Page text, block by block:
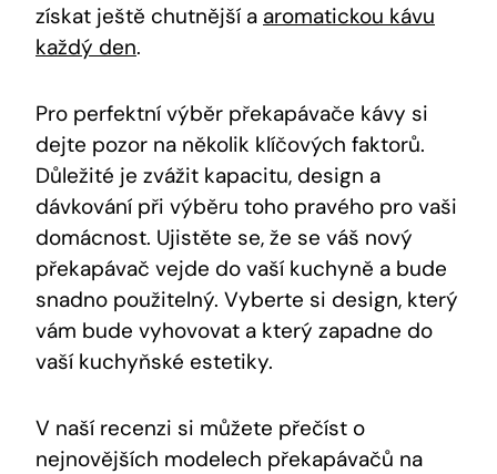
získat ještě chutnější⁣ a aromatickou kávu
každý den.
Pro perfektní ‌výběr překapávače kávy si
dejte pozor ⁢na několik klíčových ‍faktorů.
Důležité je zvážit kapacitu, design a
dávkování při výběru toho pravého pro vaši
domácnost. Ujistěte se, že se váš⁤ nový
překapávač vejde do vaší kuchyně a bude
⁣snadno použitelný. Vyberte​ si design, který
vám bude ⁣vyhovovat ⁢a který‌ zapadne do
vaší kuchyňské estetiky.
V naší recenzi si můžete přečíst o
nejnovějších modelech překapávačů na